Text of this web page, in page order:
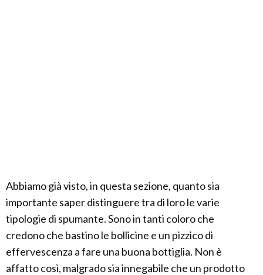
Abbiamo già visto, in questa sezione, quanto sia
importante saper distinguere tra di loro le varie
tipologie di spumante. Sono in tanti coloro che
credono che bastino le bollicine e un pizzico di
effervescenza a fare una buona bottiglia. Non è
affatto così, malgrado sia innegabile che un prodotto